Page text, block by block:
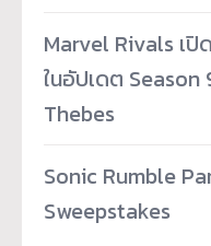
Marvel Rivals เปิ
ในอัปเดต
Thebes
Sonic Rumble
Sweepstakes